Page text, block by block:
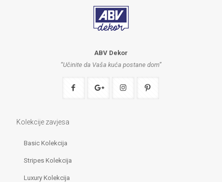
ABV Dekor
“Učinite da Vaša kuća postane dom”
Kolekcije zavjesa
Basic Kolekcija
Stripes Kolekcija
Luxury Kolekcija